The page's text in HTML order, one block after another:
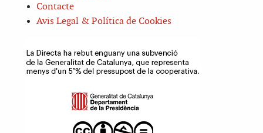
Contacte
Avis Legal & Política de Cookies